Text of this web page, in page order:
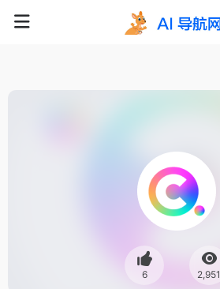
6 2,951